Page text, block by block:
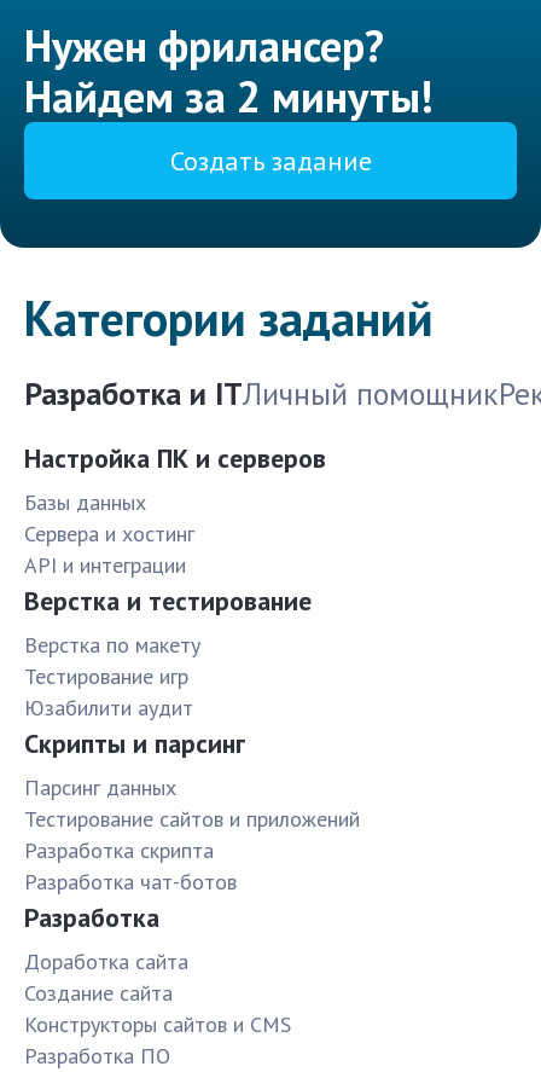
Нужен фрилансер?
Найдем за 2 минуты!
Создать задание
Категории заданий
Разработка и ITЛичный помощник
Настройка ПК и серверов
Базы данных
Сервера и хостинг
API и интеграции
Верстка и тестирование
Верстка по макету
Тестирование игр
Юзабилити аудит
Скрипты и парсинг
Парсинг данных
Тестирование сайтов и приложений
Разработка скрипта
Разработка чат-ботов
Разработка
Доработка сайта
Создание сайта
Конструкторы сайтов и CMS
Разработка ПО